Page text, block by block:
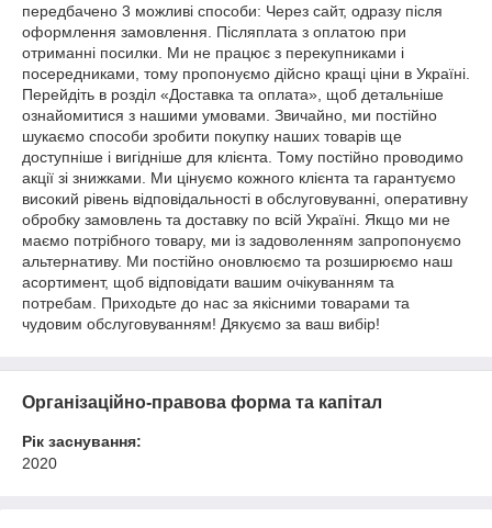
передбачено 3 можливі способи: Через сайт, одразу після
оформлення замовлення. Післяплата з оплатою при
отриманні посилки. Ми не працює з перекупниками і
посередниками, тому пропонуємо дійсно кращі ціни в Україні.
Перейдіть в розділ «Доставка та оплата», щоб детальніше
ознайомитися з нашими умовами. Звичайно, ми постійно
шукаємо способи зробити покупку наших товарів ще
доступніше і вигідніше для клієнта. Тому постійно проводимо
акції зі знижками. Ми цінуємо кожного клієнта та гарантуємо
високий рівень відповідальності в обслуговуванні, оперативну
обробку замовлень та доставку по всій Україні. Якщо ми не
маємо потрібного товару, ми із задоволенням запропонуємо
альтернативу. Ми постійно оновлюємо та розширюємо наш
асортимент, щоб відповідати вашим очікуванням та
потребам. Приходьте до нас за якісними товарами та
чудовим обслуговуванням! Дякуємо за ваш вибір!
Організаційно-правова форма та капітал
Рік заснування:
2020